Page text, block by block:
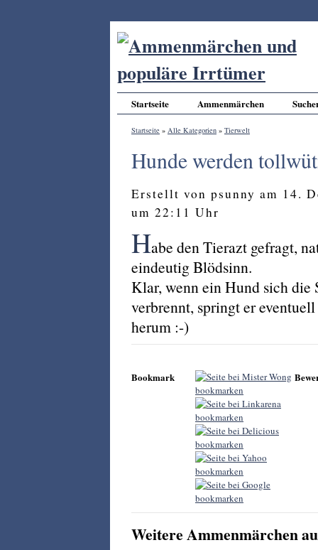
Startseite Ammenmärchen
Startseite » Alle Kategorien » Tierwelt
Hunde werden
Erstellt von psunny am 14.
um 22:11 Uhr
Habe den Tierazt gefragt,
eindeutig Blödsinn.
Klar, wenn ein Hund sich die
verbrennt, springt er
herum :-)
Bookmark
Weitere Ammenmärchen